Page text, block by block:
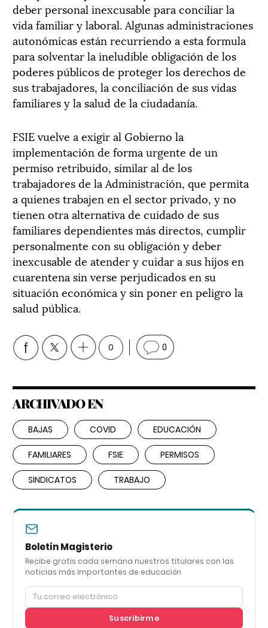
deber personal inexcusable para conciliar la
vida familiar y laboral. Algunas administraciones
autonómicas están recurriendo a esta formula
para solventar la ineludible obligación de los
poderes públicos de proteger los derechos de
sus trabajadores, la conciliación de sus vidas
familiares y la salud de la ciudadanía.
FSIE vuelve a exigir al Gobierno la
implementación de forma urgente de un
permiso retribuido, similar al de los
trabajadores de la Administración, que permita
a quienes trabajen en el sector privado, y no
tienen otra alternativa de cuidado de sus
familiares dependientes más directos, cumplir
personalmente con su obligación y deber
inexcusable de atender y cuidar a sus hijos en
cuarentena sin verse perjudicados en su
situación económica y sin poner en peligro la
salud pública.
0 0
ARCHIVADO EN
BAJAS COVID EDUCACIÓN
FAMILIARES FSIE PERMISOS
SINDICATOS TRABAJO
Boletín Magisterio
Recibe gratis cada semana nuestros titulares con las
noticias más importantes de educación
Suscribirme